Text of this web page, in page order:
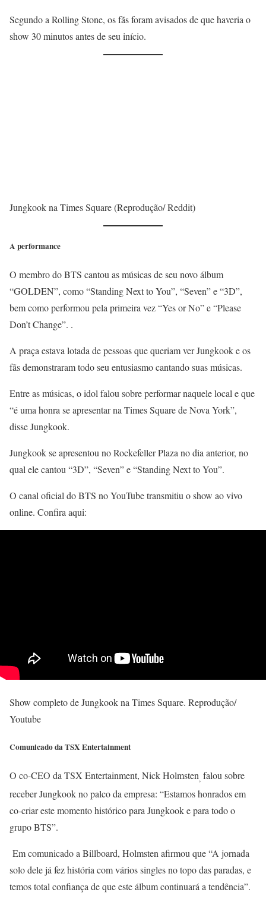
Segundo a Rolling Stone, os fãs foram avisados de que haveria o
show 30 minutos antes de seu início.
Jungkook na Times Square (Reprodução/ Reddit)
A performance
O membro do BTS cantou as músicas de seu novo álbum
“GOLDEN”, como “Standing Next to You”, “Seven” e “3D”,
bem como performou pela primeira vez “Yes or No” e “Please
Don’t Change”. .
A praça estava lotada de pessoas que queriam ver Jungkook e os
fãs demonstraram todo seu entusiasmo cantando suas músicas.
Entre as músicas, o idol falou sobre performar naquele local e que
“é uma honra se apresentar na Times Square de Nova York”,
disse Jungkook.
Jungkook se apresentou no Rockefeller Plaza no dia anterior, no
qual ele cantou “3D”, “Seven” e “Standing Next to You”.
O canal oficial do BTS no YouTube transmitiu o show ao vivo
online. Confira aqui:
Show completo de Jungkook na Times Square. Reprodução/
Youtube
Comunicado da TSX Entertainment
O co-CEO da TSX Entertainment, Nick Holmsten, falou sobre
receber Jungkook no palco da empresa: “Estamos honrados em
co-criar este momento histórico para Jungkook e para todo o
grupo BTS”.
Em comunicado a Billboard, Holmsten afirmou que “A jornada
solo dele já fez história com vários singles no topo das paradas, e
temos total confiança de que este álbum continuará a tendência”.